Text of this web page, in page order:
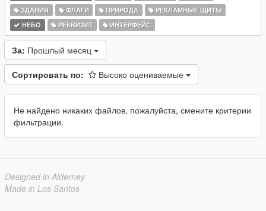
ЗДАНИЯ
ФЛАГИ ПРИРОДА
РЕКЛАМНЫЕ ЩИТЫ
НЕБО
РЕКВИЗИТ ИНТЕРФЕЙС
За: Прошлый месяц
Сортировать по: Высоко оцениваемые
Не найдено никаких файлов, пожалуйста, смените критерии
фильтрации.
Designed in Alderney
Made in Los Santos